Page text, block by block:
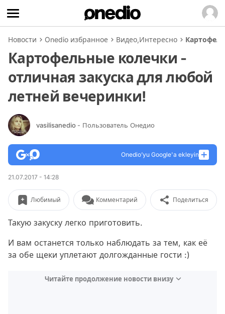
Новости Onedio избранное Видео,Интересно
Картофельные колечки -
отличная закуска для любой
летней вечеринки!
vasilisanedio - Пользователь Онедио
Onedio’yu Google'a ekleyin
21.07.2017 - 14:28
Любимый Комментарий Поделиться
Такую закуску легко приготовить.
И вам останется только наблюдать за тем, как её
за обе щеки уплетают долгожданные гости :)
Читайте продолжение новости внизу